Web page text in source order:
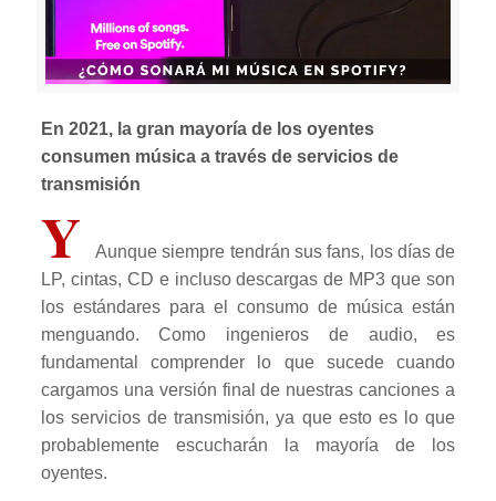
En 2021, la gran mayoría de los oyentes
consumen música a través de servicios de
transmisión
YAunque siempre tendrán sus fans, los días de
LP, cintas, CD e incluso descargas de MP3 que son
los estándares para el consumo de música están
menguando. Como ingenieros de audio, es
fundamental comprender lo que sucede cuando
cargamos una versión final de nuestras canciones a
los servicios de transmisión, ya que esto es lo que
probablemente escucharán la mayoría de los
oyentes.